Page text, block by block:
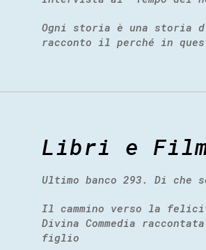
Ogni storia è una storia
racconto il perché in
Libri e
Ultimo banco 293. Di che
Il cammino verso la
Divina Commedia
figlio